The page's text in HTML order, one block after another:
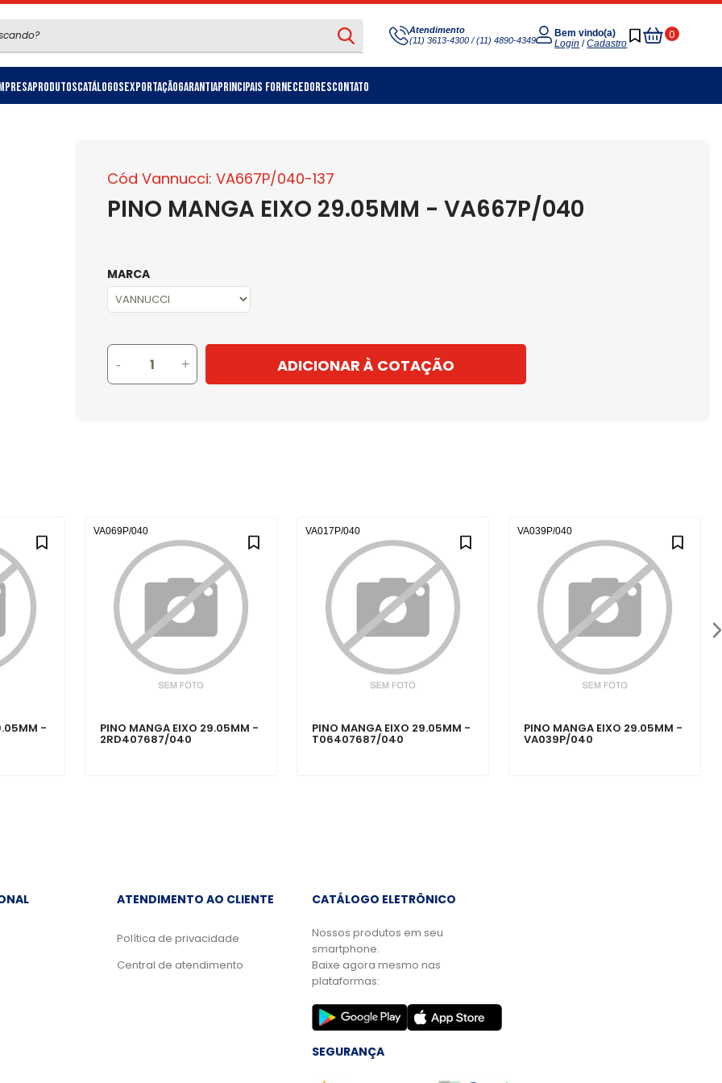
Atendimento
(11) 3613-4300 / (11) 4890-4349
Bem vindo(a)
Login /Cadastro
0
Meu
Carrinho
ProdutosCatálogosExportaçãoGarantiaPrincipais FornecedoresContato
Cód Vannucci: VA667P/040-137
PINO MANGA EIXO 29.05MM - VA667P/040
MARCA
- + ADICIONAR À COTAÇÃO
- PINO MANGA EIXO 29.05MM -
2RD407687/040
VA069P/040
PINO MANGA EIXO 29.05MM -
T06407687/040
VA017P/040
PINO MANGA EIXO 29.05MM -
VA039P/040
VA039P/040
ATENDIMENTO AO CLIENTE
Política de privacidade
Central de atendimento
CATÁLOGO ELETRÔNICO
Nossos produtos em seu
smartphone.
Baixe agora mesmo nas
plataformas:
SEGURANÇA